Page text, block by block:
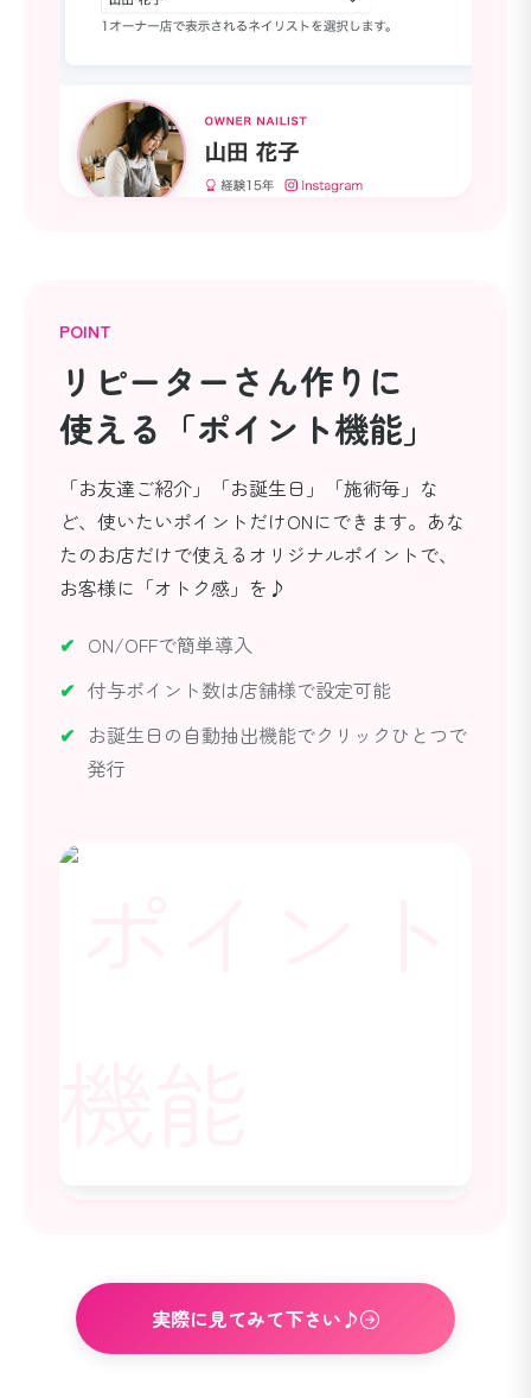
POINT
リピーターさん作りに
使える「ポイント機能」
「お友達ご紹介」「お誕生日」「施術毎」な
ど、使いたいポイントだけONにできます。あな
たのお店だけで使えるオリジナルポイントで、
お客様に「オトク感」を♪
ON/OFFで簡単導入
付与ポイント数は店舗様で設定可能
お誕生日の自動抽出機能でクリックひとつで
発行
実際に見てみて下さい♪